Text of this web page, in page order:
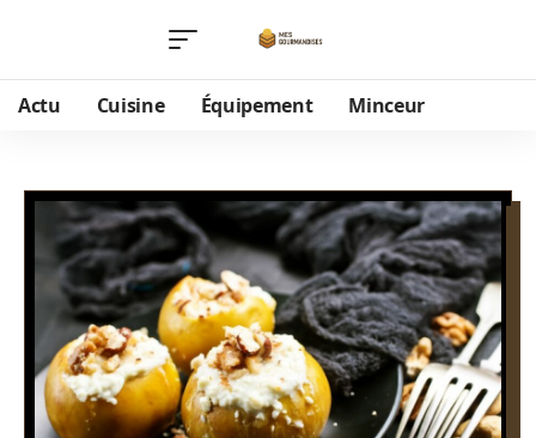
Actu Cuisine Équipement Minceur